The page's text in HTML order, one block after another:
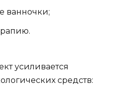
ванночки;
усиливается
средств: